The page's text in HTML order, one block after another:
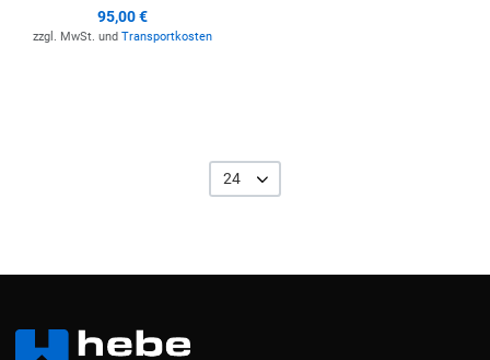
95,00 €
zzgl. MwSt. und Transportkosten
24